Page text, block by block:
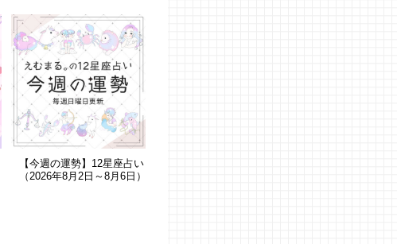
【今週の運勢】12星座占い
（2026年8月2日～8月6日）